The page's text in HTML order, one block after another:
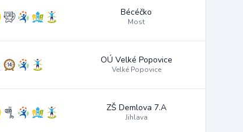
Bécéčko
Most
OÚ Velké Popovice
Velké Popovice
ZŠ Demlova 7.A
Jihlava